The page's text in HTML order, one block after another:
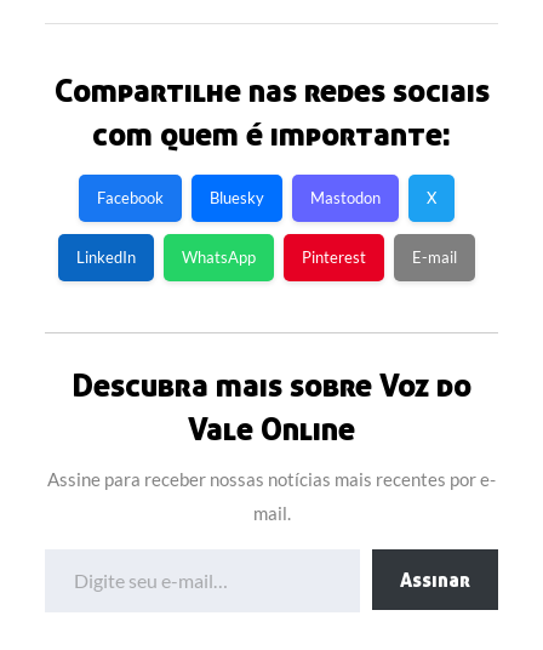
Compartilhe nas redes sociais
com quem é importante:
Facebook Bluesky Mastodon X
LinkedIn WhatsApp Pinterest E-mail
Descubra mais sobre Voz do
Vale Online
Assine para receber nossas notícias mais recentes por e-
mail.
Assinar